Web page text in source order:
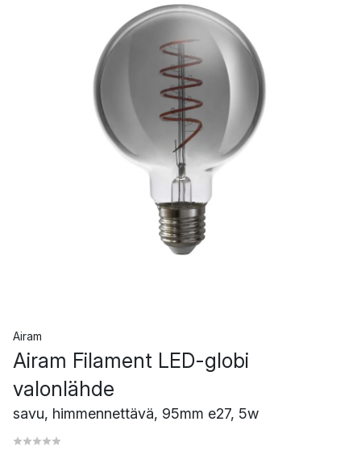
Airam
Airam Filament LED-globi
valonlähde
savu, himmennettävä, 95mm e27, 5w